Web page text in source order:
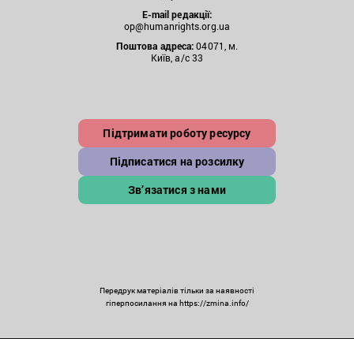
E-mail редакції:
op@humanrights.org.ua
Поштова адреса:04071, м.
Київ, а/с 33
Підтримати роботу ресурсу
Підписатися на розсилку
Зв’язатися з нами
Передрук матеріалів тільки за наявності
гіперпосилання на https://zmina.info/